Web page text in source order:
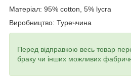
Матеріал: 95% cotton, 5% lycra
Виробництво: Туреччина
Перед відправкою весь товар
браку чи інших можливих